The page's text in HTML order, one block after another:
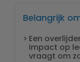
Belangrijk
Een
impact op
vraagt om